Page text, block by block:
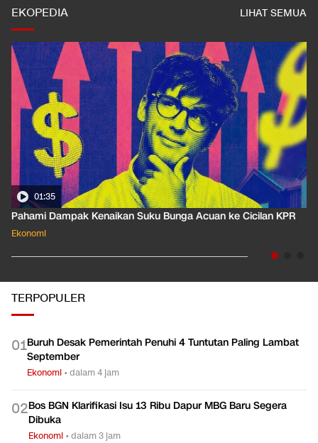
EKOPEDIA LIHAT SEMUA
01:35
Pahami Dampak Kenaikan Suku Bunga Acuan ke Cicilan KPR
Ekonomi
TERPOPULER
01Buruh Desak Pemerintah Penuhi 4 Tuntutan Paling Lambat
September
Ekonomi •dalam 4 jam
02Bos BGN Klarifikasi Isu 13 Ribu Dapur MBG Baru Segera
Dibuka
Ekonomi •dalam 3 jam